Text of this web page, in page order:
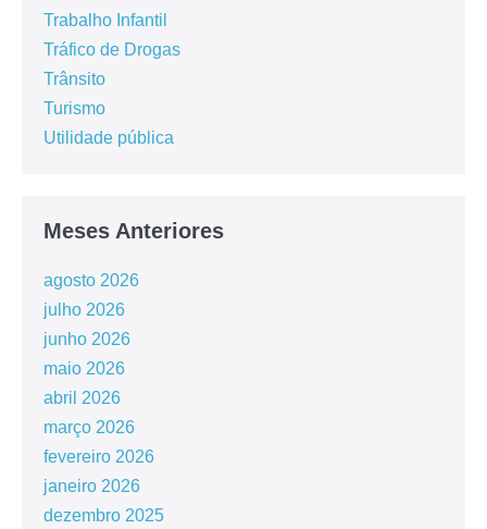
Trabalho Infantil
Tráfico de Drogas
Trânsito
Turismo
Utilidade pública
Meses Anteriores
agosto 2026
julho 2026
junho 2026
maio 2026
abril 2026
março 2026
fevereiro 2026
janeiro 2026
dezembro 2025